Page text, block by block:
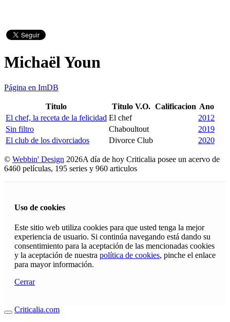
Michaël Youn
Página en ImDB
Titulo Titulo V.O. Calificacion Ano
El chef, la receta de la felicidad El chef
2012
Sin filtro
Chaboultout
2019
El club de los divorciados
Divorce Club 2020
© Webbin' Design 2026A día de hoy Criticalia posee un acervo de
6460 películas, 195 series y 960 articulos
Uso de cookies
Este sitio web utiliza cookies para que usted tenga la mejor
experiencia de usuario. Si continúa navegando está dando su
consentimiento para la aceptación de las mencionadas cookies
y la aceptación de nuestra política de cookies, pinche el enlace
para mayor información.
Cerrar
Criticalia.com